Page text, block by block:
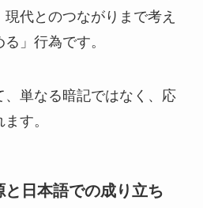
代とのつながりまで考え
」行為です。
、単なる暗記ではなく、応
す。
日本語での成り立ち